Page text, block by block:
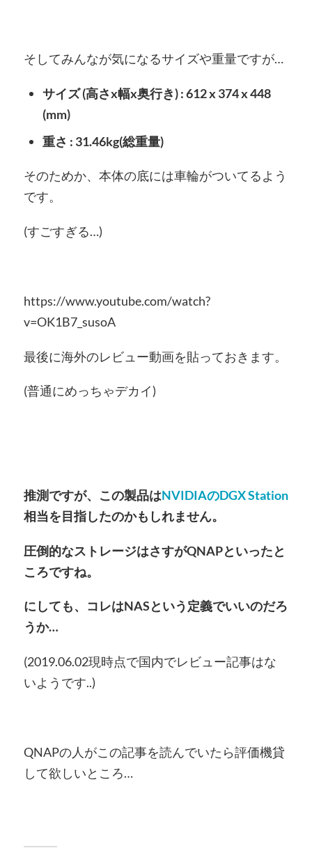
そしてみんなが気になるサイズや重量ですが…
サイズ (高さx幅x奥行き) : 612 x 374 x 448
(mm)
重さ : 31.46kg(総重量)
そのためか、本体の底には車輪がついてるよう
です。
(すごすぎる…)
https://www.youtube.com/watch?
v=OK1B7_susoA
最後に海外のレビュー動画を貼っておきます。
(普通にめっちゃデカイ)
推測ですが、この製品はNVIDIAのDGX Station
相当を目指したのかもしれません。
圧倒的なストレージはさすがQNAPといったと
ころですね。
にしても、コレはNASという定義でいいのだろ
うか…
(2019.06.02現時点で国内でレビュー記事はな
いようです..)
QNAPの人がこの記事を読んでいたら評価機貸
して欲しいところ…